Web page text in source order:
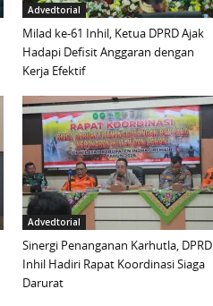
Advedtorial
Milad ke-61 Inhil, Ketua DPRD Ajak
Hadapi Defisit Anggaran dengan
Kerja Efektif
Advedtorial
Sinergi Penanganan Karhutla, DPRD
Inhil Hadiri Rapat Koordinasi Siaga
Darurat